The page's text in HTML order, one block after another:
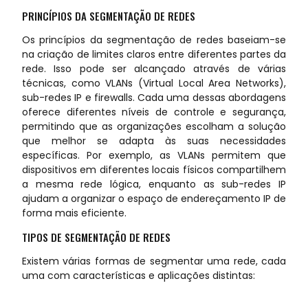
PRINCÍPIOS DA SEGMENTAÇÃO DE REDES
Os princípios da segmentação de redes baseiam-se
na criação de limites claros entre diferentes partes da
rede. Isso pode ser alcançado através de várias
técnicas, como VLANs (Virtual Local Area Networks),
sub-redes IP e firewalls. Cada uma dessas abordagens
oferece diferentes níveis de controle e segurança,
permitindo que as organizações escolham a solução
que melhor se adapta às suas necessidades
específicas. Por exemplo, as VLANs permitem que
dispositivos em diferentes locais físicos compartilhem
a mesma rede lógica, enquanto as sub-redes IP
ajudam a organizar o espaço de endereçamento IP de
forma mais eficiente.
TIPOS DE SEGMENTAÇÃO DE REDES
Existem várias formas de segmentar uma rede, cada
uma com características e aplicações distintas: